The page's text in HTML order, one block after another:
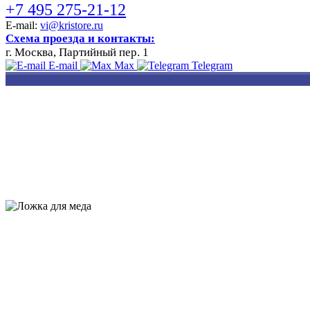
+7 495 275-21-12
E-mail: vi@kristore.ru
Схема проезда и контакты:
г. Москва, Партийный пер. 1
E-mail Max Telegram